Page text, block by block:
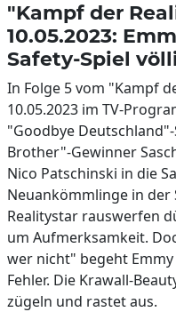
"Kampf der
10.05.2023:
Safety-Spiel
In Folge 5 vom "Kampf
10.05.2023 im TV-
"Goodbye
Brother"-Gewinner
Nico Patschinski in die
Neuankömmlinge in
Realitystar rauswerfen
um Aufmerksamkeit.
wer nicht" begeht
Fehler. Die Krawall-
zügeln und rastet aus.